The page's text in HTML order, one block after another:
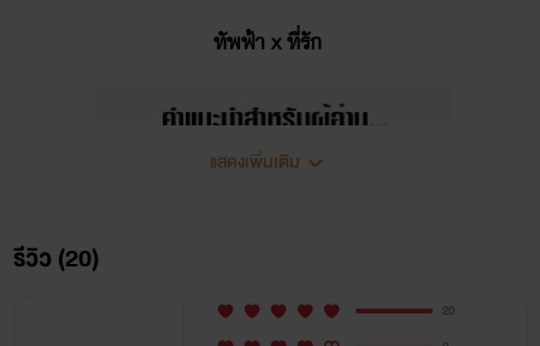
ทัพฟ้า x ที่รัก
แสดงเพิ่มเติม
รีวิว (20)
20